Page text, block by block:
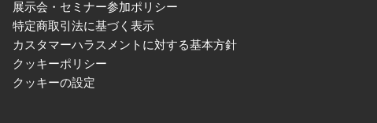
展示会・セミナー参加ポリシー
特定商取引法に基づく表示
カスタマーハラスメントに対する基本方針
クッキーポリシー
クッキーの設定